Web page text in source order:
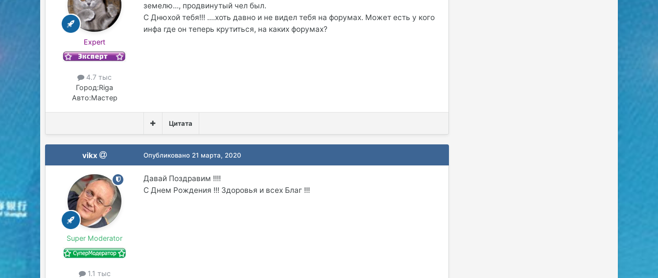
Expert
4.7 тыс
Город:Riga
Авто:Мастер
земелю..., продвинутый чел был.
С Днюхой тебя!!! ....хоть давно и не видел тебя на форумах. Может есть у кого
инфа где он теперь крутиться, на каких форумах?
Цитата
vikx
Super Moderator
1.1 тыс
Опубликовано 21 марта, 2020
Давай Поздравим !!!!
С Днем Рождения !!! Здоровья и всех Благ !!!